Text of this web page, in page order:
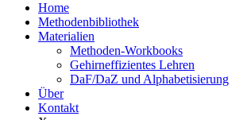
Home
Methodenbibliothek
Materialien
Methoden-Workbooks
Gehirneffizientes Lehren
DaF/DaZ und Alphabetisierung
Über
Kontakt